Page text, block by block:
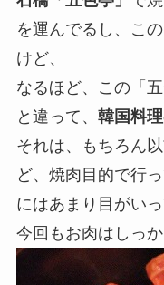
を運んでるし、こ
けど、
なるほど、この「
と違って、 韓国料
それは、もちろん
ど、焼肉目的で行
にはあまり目がい
今回もお肉はしっ